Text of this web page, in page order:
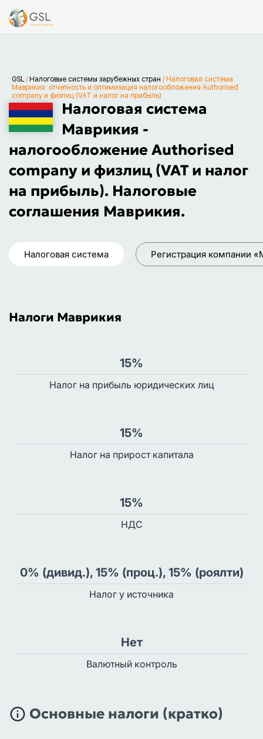
GSL / Налоговые системы зарубежных стран / Налоговая система
Маврикия: отчетность и оптимизация налогообложения Authorised
company и физлиц (VAT и налог на прибыль)
Налоговая система
Маврикия -
налогообложение Authorised
company и физлиц (VAT и налог
на прибыль). Налоговые
соглашения Маврикия.
Регистрация компании
Налоговая система
Налоги Маврикия
15%
Налог на прибыль юридических лиц
15%
Налог на прирост капитала
15%
НДС
0% (дивид.), 15% (проц.), 15% (роялти)
Налог у источника
Нет
Валютный контроль
Основные налоги (кратко)